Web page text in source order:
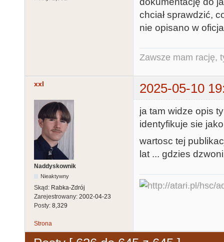
chciał sprawdzić,
nie opisano w
Zawsze mam rację,
xxl 2025-05-10
Naddyskownik
Nieaktywny
Skąd: Rabka-Zdrój
Zarejestrowany: 2002-04-23
Posty: 8,329
ja tam widze opis
identyfikuje sie
wartosc tej
lat ... gdzies
Strona